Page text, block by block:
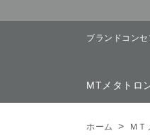
ブランドコンセ
MTメタトロ
ホーム > ＭＴ